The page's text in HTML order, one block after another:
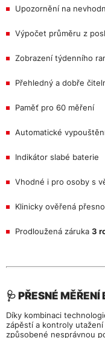
Upozornění na
Výpočet průměru z
Zobrazení týdenního
Přehledný a dobře
Paměť pro 60 měření
Automatické
Indikátor slabé baterie
Vhodné i pro osoby s
Klinicky ověřená
Prodloužená záruka 3
🩺 PŘESNÉ
Díky kombinaci
zápěstí a kontroly
způsobené nesprávnou